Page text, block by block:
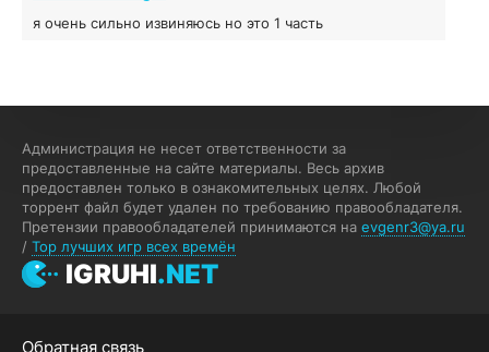
я очень сильно извиняюсь но это 1 часть
если эта для пс а не для пк какого лешего вы пишите
на пк !!!!! Сука ебланойды космические вы напишите
блять на пк с установлением Эмулятора сука калеки на
мозг блять последней стадии
Fannie
13.07.26
F IGRUHI.NET
Администрация не несет ответственности за
предоставленные на сайте материалы. Весь архив
предоставлен только в ознакомительных целях. Любой
торрент файл будет удален по требованию правообладателя.
Претензии правообладателей принимаются на evgenr3@ya.ru
/ Top лучших игр всех времён
Обратная связь